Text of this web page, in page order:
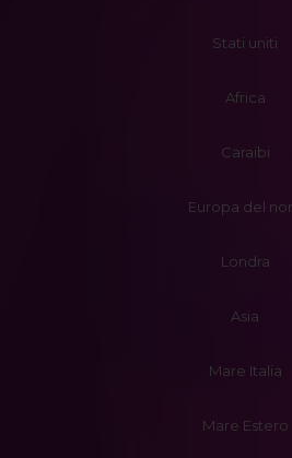
Stati uniti
Africa
Caraibi
Europa del
Londra
Asia
Mare Italia
Mare Estero